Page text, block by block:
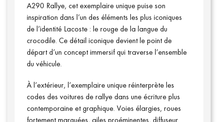
Annuaire presse
A290 Rallye, cet exemplaire unique puise son
inspiration dans l’un des éléments les plus iconiques
de l’identité Lacoste : le rouge de la langue du
crocodile. Ce détail iconique devient le point de
départ d’un concept immersif qui traverse l’ensemble
du véhicule.
À l’extérieur, l’exemplaire unique réinterprète les
codes des voitures de rallye dans une écriture plus
contemporaine et graphique. Voies élargies, roues
fortement marquées, ailes proéminentes, diffuseur